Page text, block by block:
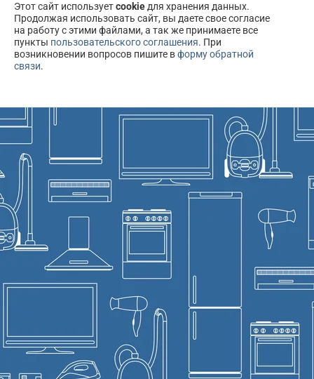
Этот сайт используетcookieдля хранения данных.
Продолжая использовать сайт, вы даете свое согласие
на работу с этими файлами, а так же принимаете все
пункты пользовательского соглашения. При
возникновении вопросов пишите вформу обратной
связи.